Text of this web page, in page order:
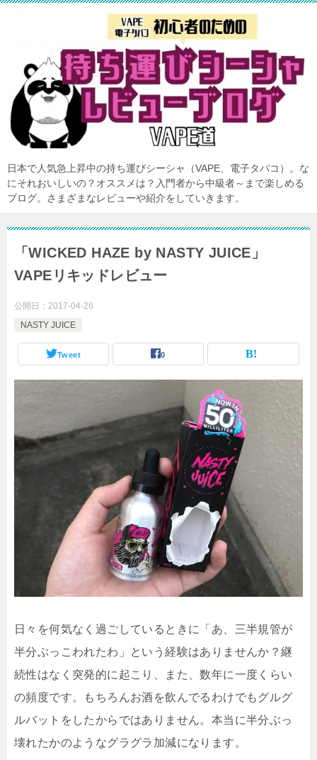
日本で人気急上昇中の持ち運びシーシャ（VAPE、電子タバコ）。な
にそれおいしいの？オススメは？入門者から中級者～まで楽しめる
ブログ。さまざまなレビューや紹介をしていきます。
「WICKED HAZE by NASTY JUICE」
VAPEリキッドレビュー
公開日： 2017-04-26
NASTY JUICE
Tweet 0
日々を何気なく過ごしているときに「あ、三半規管が
半分ぶっこわれたわ」という経験はありませんか？継
続性はなく突発的に起こり、また、数年に一度くらい
の頻度です。もちろんお酒を飲んでるわけでもグルグ
ルバットをしたからではありません。本当に半分ぶっ
壊れたかのようなグラグラ加減になります。